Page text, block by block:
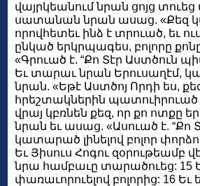
վայրկեանում նրան ցոյց
սատանան նրան ասաց. «Քեզ
որովհետեւ ինձ է տրուած, եւ
ընկած երկրպագես, բոլորը
«Գրուած է. “Քո Տէր Աստծուն
Եւ տարաւ նրան Երուսաղէմ,
նրան. «Եթէ Աստծոյ Որդի ես,
հրեշտակներին պատուիրուած
վրայ կբռնեն քեզ, որ քո ոտքը
նրան եւ ասաց. «Ասուած է.
կատարած լինելով բոլոր
Եւ Յիսուս Հոգու զօրութեամբ
նրա համբաւը տարածուեց: 15
փառաւորուելով բոլորից: 16